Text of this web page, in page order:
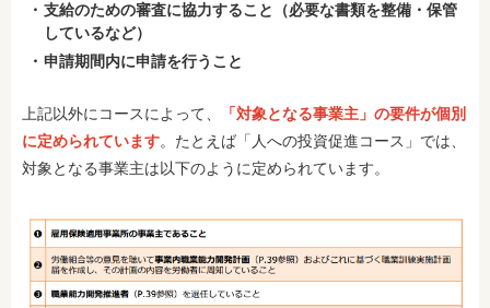
支給のための審査に協力すること（必要な書類を整備・保管
しているなど）
申請期間内に申請を行うこと
上記以外にコースによって、
「対象となる事業主」の要件が個別
に定められています。たとえば「人への投資促進コース」では、
対象となる事業主は以下のように定められています。